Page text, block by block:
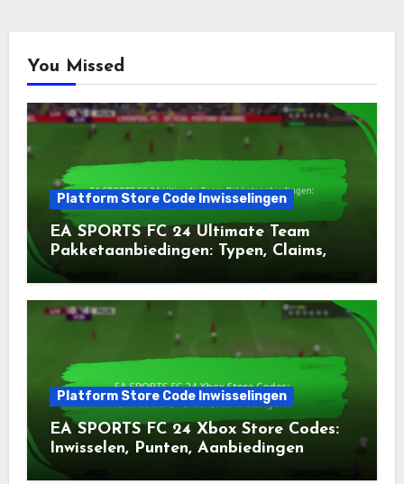
You Missed
Platform Store Code Inwisselingen
EA SPORTS FC 24 Ultimate Team
Pakketaanbiedingen: Typen, Claims,
Beschikbaarheid
Platform Store Code Inwisselingen
EA SPORTS FC 24 Xbox Store Codes:
Inwisselen, Punten, Aanbiedingen